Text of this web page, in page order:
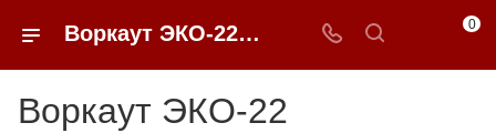
Воркаут ЭКО-22 «Шведская стенка + разноуровневые турники + брусья + рукоход зигзаг + скамья для пресса + канат» купить в Москве от 783 615 ₽ - 0FFER 0
Воркаут ЭКО-22